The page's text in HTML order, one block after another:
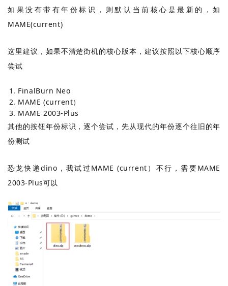
如果没有带有年份标识，则默认当前核心是最新的，如
MAME(current)
这里建议，如果不清楚街机的核心版本，建议按照以下核心顺序
尝试
FinalBurn Neo
MAME (current）
MAME 2003-Plus
其他的按钮年份标识，逐个尝试，先从现代的年份逐个往旧的年
份测试
恐龙快递dino，我试过MAME (current）不行，需要MAME
2003-Plus可以